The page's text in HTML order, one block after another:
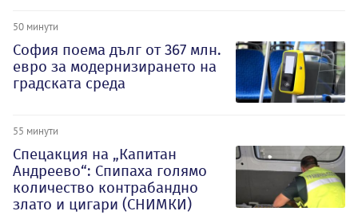
50 минути
София поема дълг от 367 млн.
евро за модернизирането на
градската среда
55 минути
Спецакция на „Капитан
Андреево“: Спипаха голямо
количество контрабандно
злато и цигари (СНИМКИ)